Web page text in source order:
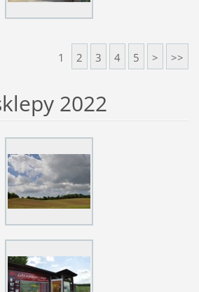
1 2 3 4 5 > >>
2022